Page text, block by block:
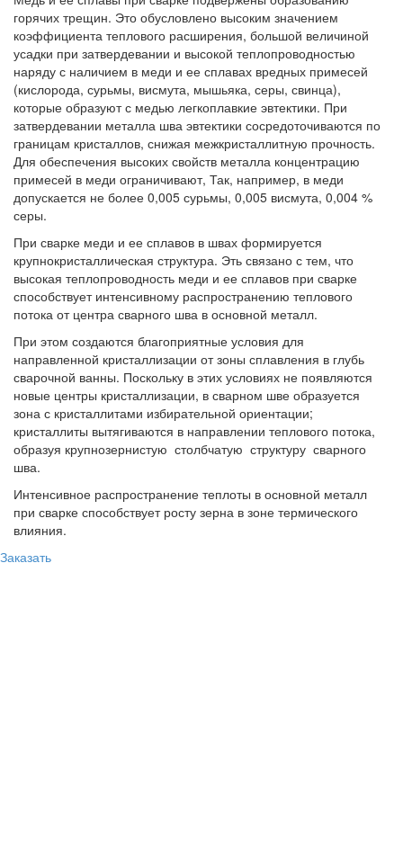
горячих трещин. Это обусловлено высоким значением
коэффициента теплового расширения, большой величиной
усадки при затвердевании и высокой теплопроводностью
наряду с наличием в меди и ее сплавах вредных примесей
(кислорода, сурьмы, висмута, мышьяка, серы, свинца),
которые образуют с медью легкоплавкие эвтектики. При
затвердевании металла шва эвтектики сосредоточиваются по
границам кристаллов, снижая межкристаллитную прочность.
Для обеспечения высоких свойств металла концентрацию
примесей в меди ограничивают, Так, например, в меди
допускается не более 0,005 сурьмы, 0,005 висмута, 0,004 %
серы.
При сварке меди и ее сплавов в швах формируется
крупнокристаллическая структура. Эть связано с тем, что
высокая теплопроводность меди и ее сплавов при сварке
способствует интенсивному распространению теплового
потока от центра сварного шва в основной металл.
При этом создаются благоприятные условия для
направленной кристаллизации от зоны сплавления в глубь
сварочной ванны. Поскольку в этих условиях не появляются
новые центры кристаллизации, в сварном шве образуется
зона с кристаллитами избирательной ориентации;
кристаллиты вытягиваются в направлении теплового потока,
образуя крупнозернистую столбчатую структуру сварного
шва.
Интенсивное распространение теплоты в основной металл
при сварке способствует росту зерна в зоне термического
влияния.
Заказать